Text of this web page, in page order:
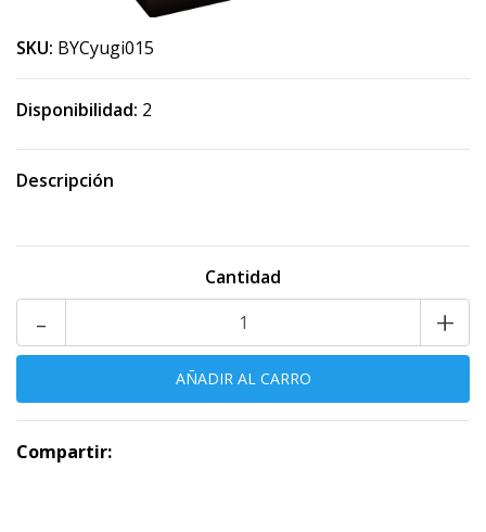
SKU: BYCyugi015
Disponibilidad: 2
Descripción
Cantidad
+
-
Compartir: